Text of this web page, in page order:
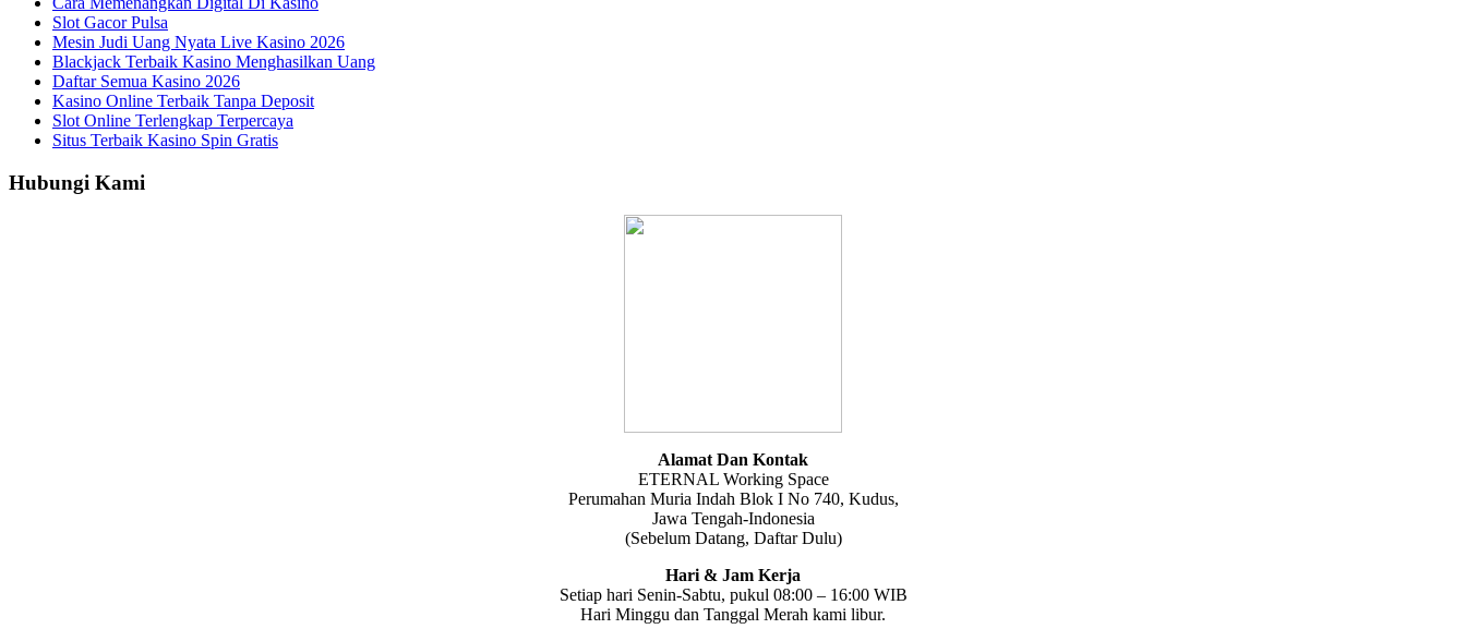
Slot Gacor Pulsa
Mesin Judi Uang Nyata Live Kasino 2026
Blackjack Terbaik Kasino Menghasilkan Uang
Daftar Semua Kasino 2026
Kasino Online Terbaik Tanpa Deposit
Slot Online Terlengkap Terpercaya
Situs Terbaik Kasino Spin Gratis
Hubungi Kami
Alamat Dan Kontak
ETERNAL Working Space
Perumahan Muria Indah Blok I No 740, Kudus,
Jawa Tengah-Indonesia
(Sebelum Datang, Daftar Dulu)
Hari & Jam Kerja
Setiap hari Senin-Sabtu, pukul 08:00 – 16:00 WIB
Hari Minggu dan Tanggal Merah kami libur.